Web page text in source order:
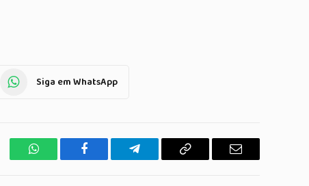
Siga em WhatsApp
WhatsAppFacebook TelegramaCopiar
E-